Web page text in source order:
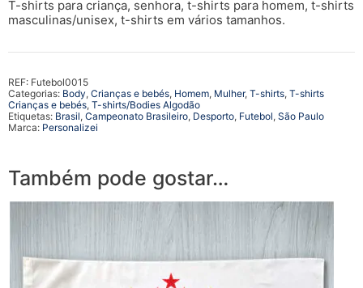
T-shirts para criança, senhora, t-shirts para homem, t-shirts
masculinas/unisex, t-shirts em vários tamanhos.
REF: Futebol0015
Categorias: Body, Crianças e bebés, Homem, Mulher, T-shirts, T-shirts
Crianças e bebés, T-shirts/Bodies Algodão
Etiquetas: Brasil, Campeonato Brasileiro, Desporto, Futebol, São Paulo
Marca: Personalizei
Também pode gostar…